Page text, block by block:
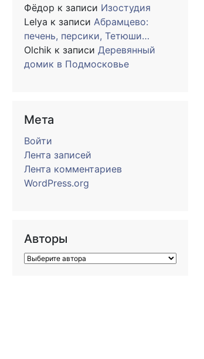
Фёдор к записи Изостудия
Lelya к записи Абрамцево:
печень, персики, Тетюши…
Olchik к записи Деревянный
домик в Подмосковье
Мета
Войти
Лента записей
Лента комментариев
WordPress.org
Авторы